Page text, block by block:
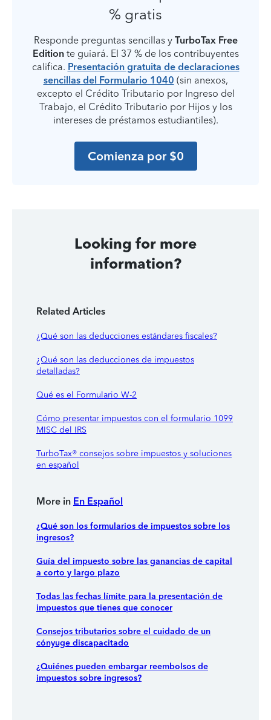
% gratis
Responde preguntas sencillas y TurboTax Free
Editionte guiará. El 37 % de los contribuyentes
califica. Presentación gratuita de declaraciones
sencillas del Formulario 1040 (sin anexos,
excepto el Crédito Tributario por Ingreso del
Trabajo, el Crédito Tributario por Hijos y los
intereses de préstamos estudiantiles).
Comienza por $0
Looking for more
information?
Related Articles
¿Qué son las deducciones estándares fiscales?
¿Qué son las deducciones de impuestos
detalladas?
Qué es el Formulario W-2
Cómo presentar impuestos con el formulario 1099
MISC del IRS
TurboTax® consejos sobre impuestos y soluciones
en español
More in En Español
¿Qué son los formularios de impuestos sobre los
ingresos?
Guía del impuesto sobre las ganancias de capital
a corto y largo plazo
Todas las fechas límite para la presentación de
impuestos que tienes que conocer
Consejos tributarios sobre el cuidado de un
cónyuge discapacitado
¿Quiénes pueden embargar reembolsos de
impuestos sobre ingresos?